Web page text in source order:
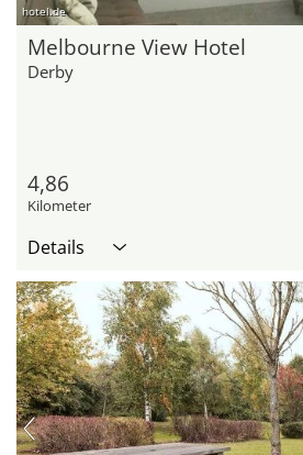
hotel.de
Melbourne View Hotel
Derby
4,86
Kilometer
Details